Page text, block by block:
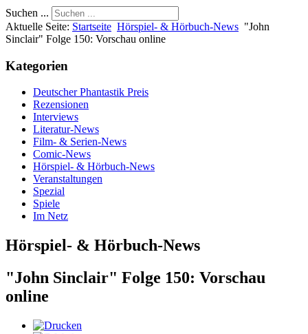
Suchen ...
Aktuelle Seite: Startseite Hörspiel- & Hörbuch-News "John
Sinclair" Folge 150: Vorschau online
Kategorien
Deutscher Phantastik Preis
Rezensionen
Interviews
Literatur-News
Film- & Serien-News
Comic-News
Hörspiel- & Hörbuch-News
Veranstaltungen
Spezial
Spiele
Im Netz
Hörspiel- & Hörbuch-News
"John Sinclair" Folge 150: Vorschau
online